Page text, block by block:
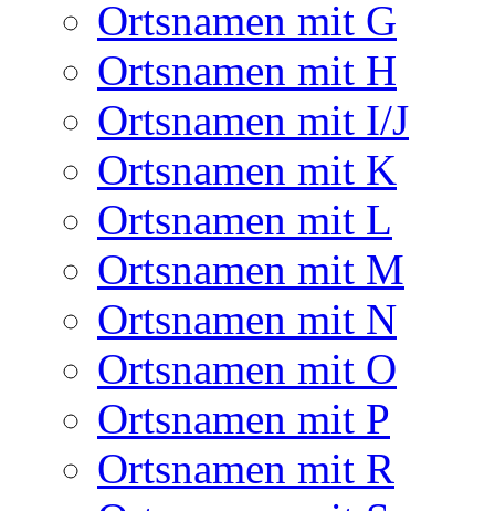
Ortsnamen mit G
Ortsnamen mit H
Ortsnamen mit I/J
Ortsnamen mit K
Ortsnamen mit L
Ortsnamen mit M
Ortsnamen mit N
Ortsnamen mit O
Ortsnamen mit P
Ortsnamen mit R